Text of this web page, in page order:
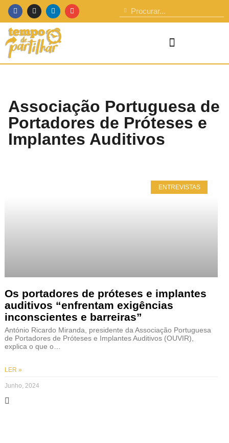
Associação Portuguesa de
Portadores de Próteses e
Implantes Auditivos
ENTREVISTAS
Os portadores de próteses e implantes
auditivos “enfrentam exigências
inconscientes e barreiras”
António Ricardo Miranda, presidente da Associação Portuguesa
de Portadores de Próteses e Implantes Auditivos (OUVIR),
explica o que o…
LER »
Junho, 2024